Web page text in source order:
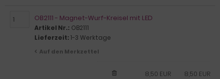
OB2111 - Magnet-Wurf-Kreisel mit LED
Artikel Nr.: OB2111
Lieferzeit: 1-3 Werktage
Auf den Merkzettel
8,50 EUR
8,50 EUR